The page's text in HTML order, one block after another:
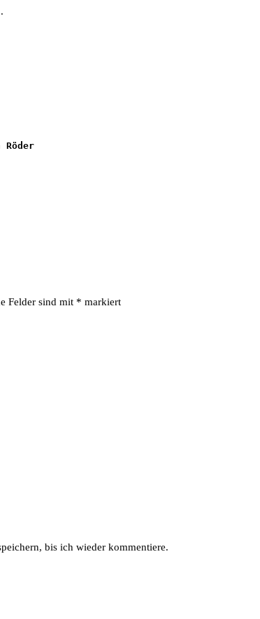
Felder sind mit * markiert
bis ich wieder kommentiere.